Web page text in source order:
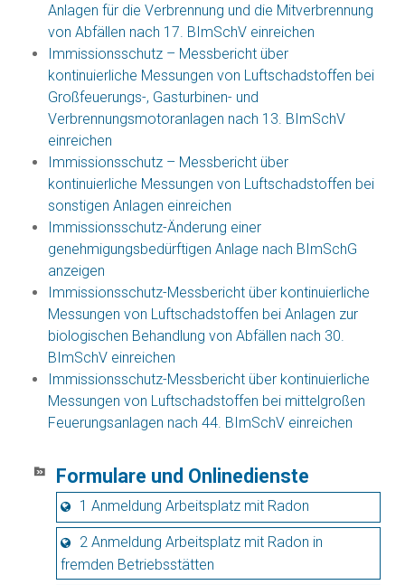
Anlagen für die Verbrennung und die Mitverbrennung
von Abfällen nach 17. BImSchV einreichen
Immissionsschutz – Messbericht über
kontinuierliche Messungen von Luftschadstoffen bei
Großfeuerungs-, Gasturbinen- und
Verbrennungsmotoranlagen nach 13. BImSchV
einreichen
Immissionsschutz – Messbericht über
kontinuierliche Messungen von Luftschadstoffen bei
sonstigen Anlagen einreichen
Immissionsschutz-Änderung einer
genehmigungsbedürftigen Anlage nach BImSchG
anzeigen
Immissionsschutz-Messbericht über kontinuierliche
Messungen von Luftschadstoffen bei Anlagen zur
biologischen Behandlung von Abfällen nach 30.
BImSchV einreichen
Immissionsschutz-Messbericht über kontinuierliche
Messungen von Luftschadstoffen bei mittelgroßen
Feuerungsanlagen nach 44. BImSchV einreichen
Formulare und Onlinedienste
1 Anmeldung Arbeitsplatz mit Radon
2 Anmeldung Arbeitsplatz mit Radon in
fremden Betriebsstätten